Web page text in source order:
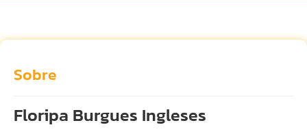
Sobre
Floripa Burgues Ingleses